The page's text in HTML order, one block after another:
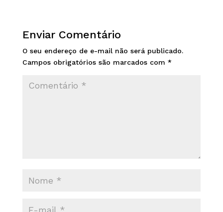
Enviar Comentário
O seu endereço de e-mail não será publicado.
Campos obrigatórios são marcados com *